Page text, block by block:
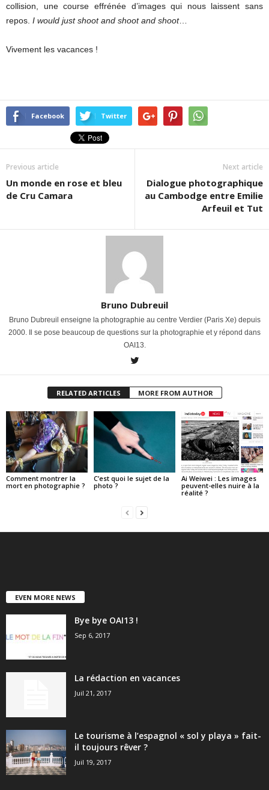
collision, une course effrénée d’images qui nous laissent sans
repos. I would just shoot and shoot and shoot…
Vivement les vacances !
Facebook Twitter
Previous article
Un monde en rose et bleu
de Cru Camara
Next article
Dialogue photographique
au Cambodge entre Emilie
Arfeuil et Tut
Bruno Dubreuil
Bruno Dubreuil enseigne la photographie au centre Verdier (Paris Xe) depuis
2000. Il se pose beaucoup de questions sur la photographie et y répond dans
OAI13.
RELATED ARTICLES MORE FROM AUTHOR
Comment montrer la
mort en photographie ?
C’est quoi le sujet de la
photo ?
Ai Weiwei : Les images
peuvent-elles nuire à la
réalité ?
EVEN MORE NEWS
Bye bye OAI13 !
Sep 6, 2017
La rédaction en vacances
Juil 21, 2017
Le tourisme à l’espagnol « sol y playa » fait-
il toujours rêver ?
Juil 19, 2017